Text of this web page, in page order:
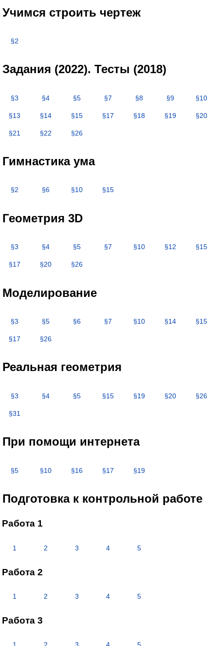
Учимся строить чертеж
§2
Задания (2022). Тесты (2018)
§3 §4 §5 §7 §8 §9 §10
§13 §14 §15 §17 §18 §19 §20
§21 §22 §26
Гимнастика ума
§2 §6 §10 §15
Геометрия 3D
§3 §4 §5 §7 §10 §12 §15
§17 §20 §26
Моделирование
§3 §5 §6 §7 §10 §14 §15
§17 §26
Реальная геометрия
§3 §4 §5 §15 §19 §20 §26
§31
При помощи интернета
§5 §10 §16 §17 §19
Подготовка к контрольной работе
Работа 1
1 2 3 4 5
Работа 2
1 2 3 4 5
Работа 3